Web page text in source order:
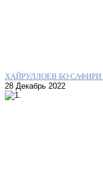
ХАЙРУЛЛОЕВ БО
28 Декабрь 2022